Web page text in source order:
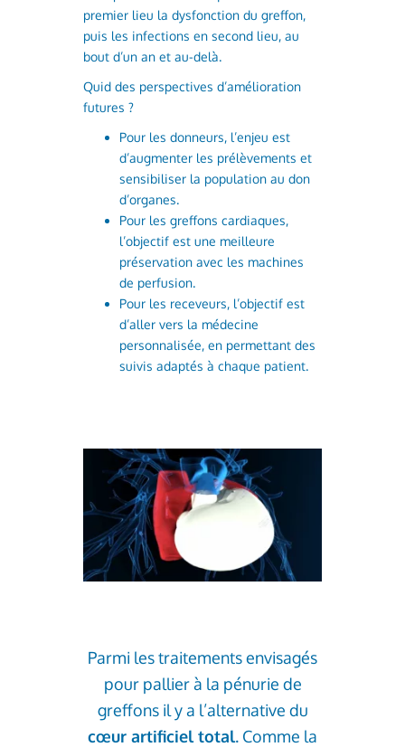
premier lieu la dysfonction du greffon,
puis les infections en second lieu, au
bout d’un an et au-delà.
Quid des perspectives d’amélioration
futures ?
Pour les donneurs, l’enjeu est
d’augmenter les prélèvements et
sensibiliser la population au don
d’organes.
Pour les greffons cardiaques,
l’objectif est une meilleure
préservation avec les machines
de perfusion.
Pour les receveurs, l’objectif est
d’aller vers la médecine
personnalisée, en permettant des
suivis adaptés à chaque patient.
Parmi les traitements envisagés
pour pallier à la pénurie de
greffons il y a l’alternative du
cœur artificiel total. Comme la